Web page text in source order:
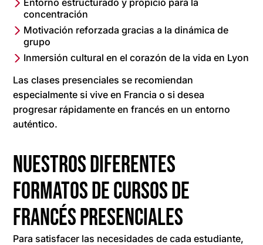
concentración
Motivación reforzada gracias a la dinámica de
grupo
Inmersión cultural en el corazón de la vida en Lyon
Las clases presenciales se recomiendan
especialmente si vive en Francia o si desea
progresar rápidamente en francés en un entorno
auténtico.
Nuestros diferentes
formatos de cursos de
francés presenciales
Para satisfacer las necesidades de cada estudiante,